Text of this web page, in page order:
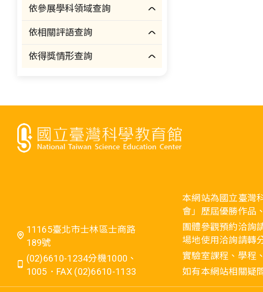
依參展學科領域查詢
依相關評語查詢
依得獎情形查詢
11165臺北市士林區士商路
189號
(02)6610-1234分機1000、
1005．FAX (02)6610-1133
本網站為國立臺灣
會」歷屆優勝作品
團體參觀預約洽詢
場地使用洽詢請轉
實驗室課程、學程
如有本網站相關疑